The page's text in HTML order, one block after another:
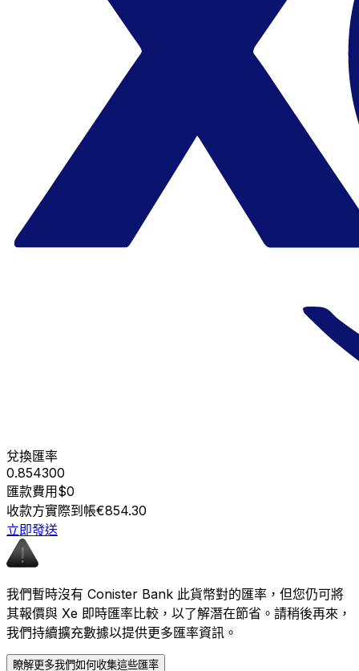
兌換匯率
0.854300
匯款費用$0
收款方實際到帳€854.30
立即發送
我們暫時沒有 Conister Bank 此貨幣對的匯率，但您仍可將
其報價與 Xe 即時匯率比較，以了解潛在節省。請稍後再來，
我們持續擴充數據以提供更多匯率資訊。
瞭解更多我們如何收集這些匯率